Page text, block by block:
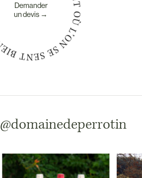
Demander
un devis →
@domainedeperrotin